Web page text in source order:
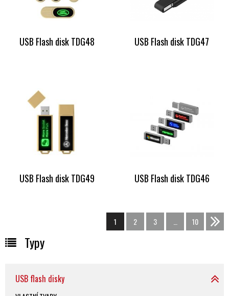
USB Flash disk TDG48 USB Flash disk TDG47
USB Flash disk TDG49 USB Flash disk TDG46
1 2 3 10 >>
Typy
USB flash disky